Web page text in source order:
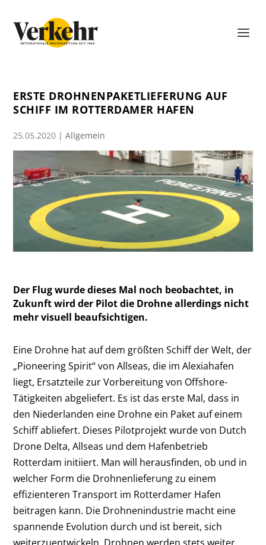
ERSTE DROHNENPAKETLIEFERUNG AUF
SCHIFF IM ROTTERDAMER HAFEN
25.05.2020 | Allgemein
Der Flug wurde dieses Mal noch beobachtet, in
Zukunft wird der Pilot die Drohne allerdings nicht
mehr visuell beaufsichtigen.
Eine Drohne hat auf dem größten Schiff der Welt, der
„Pioneering Spirit“ von Allseas, die im Alexiahafen
liegt, Ersatzteile zur Vorbereitung von Offshore-
Tätigkeiten abgeliefert. Es ist das erste Mal, dass in
den Niederlanden eine Drohne ein Paket auf einem
Schiff abliefert. Dieses Pilotprojekt wurde von Dutch
Drone Delta, Allseas und dem Hafenbetrieb
Rotterdam initiiert. Man will herausfinden, ob und in
welcher Form die Drohnenlieferung zu einem
effizienteren Transport im Rotterdamer Hafen
beitragen kann. Die Drohnenindustrie macht eine
spannende Evolution durch und ist bereit, sich